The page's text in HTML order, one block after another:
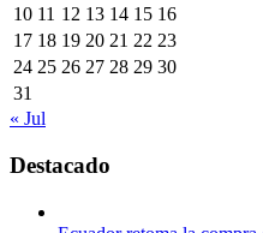
10 11 12 13 14 15 16
17 18 19 20 21 22 23
24 25 26 27 28 29 30
31
« Jul
Destacado